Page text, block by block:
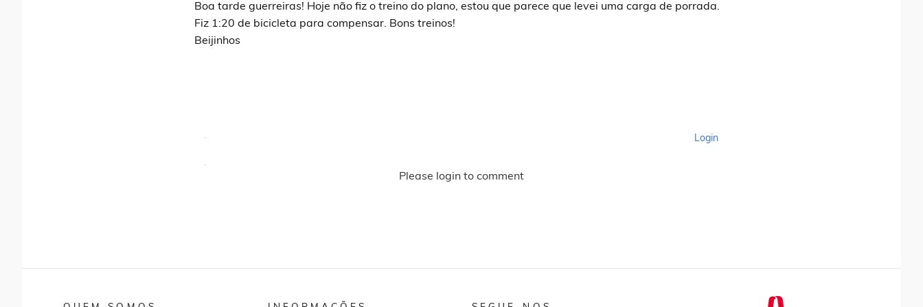
Boa tarde guerreiras! Hoje não fiz o treino do plano, estou que parece que levei uma carga de porrada.
Fiz 1:20 de bicicleta para compensar. Bons treinos!
Beijinhos
Login
Please login to comment